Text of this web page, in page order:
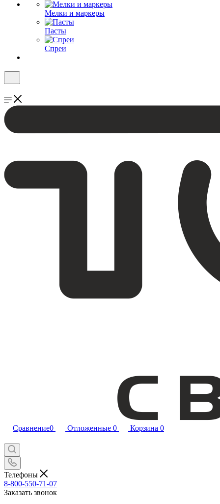
Мелки и маркеры
Пасты
Спреи
Сравнение0 Отложенные 0 Корзина 0
Телефоны
8-800-550-71-07
Заказать звонок